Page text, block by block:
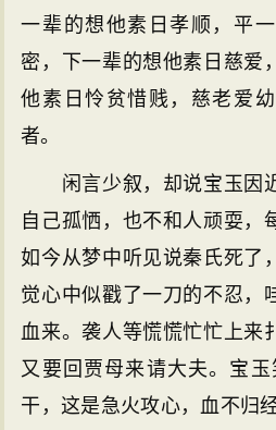
一辈的想他素日孝顺，平
密，下一辈的想他素日慈爱
他素日怜贫惜贱，慈老爱
者。
闲言少叙，却说宝玉因
自己孤恓，也不和人顽耍，
如今从梦中听见说秦氏死了
觉心中似戳了一刀的不忍，
血来。袭人等慌慌忙忙上来
又要回贾母来请大夫。宝
干，这是急火攻心，血不归